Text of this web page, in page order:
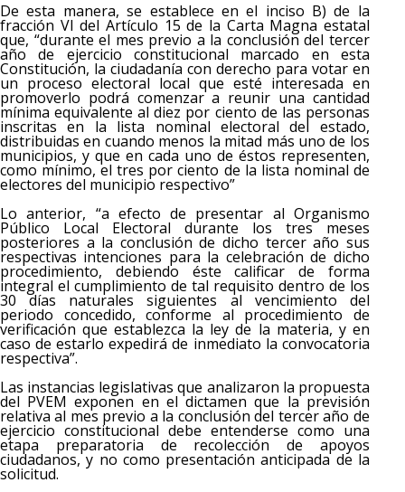
De esta manera, se establece en el inciso B) de la
fracción VI del Artículo 15 de la Carta Magna estatal
que, “durante el mes previo a la conclusión del tercer
año de ejercicio constitucional marcado en esta
Constitución, la ciudadanía con derecho para votar en
un proceso electoral local que esté interesada en
promoverlo podrá comenzar a reunir una cantidad
mínima equivalente al diez por ciento de las personas
inscritas en la lista nominal electoral del estado,
distribuidas en cuando menos la mitad más uno de los
municipios, y que en cada uno de éstos representen,
como mínimo, el tres por ciento de la lista nominal de
electores del municipio respectivo”
Lo anterior, “a efecto de presentar al Organismo
Público Local Electoral durante los tres meses
posteriores a la conclusión de dicho tercer año sus
respectivas intenciones para la celebración de dicho
procedimiento, debiendo éste calificar de forma
integral el cumplimiento de tal requisito dentro de los
30 días naturales siguientes al vencimiento del
periodo concedido, conforme al procedimiento de
verificación que establezca la ley de la materia, y en
caso de estarlo expedirá de inmediato la convocatoria
respectiva”.
Las instancias legislativas que analizaron la propuesta
del PVEM exponen en el dictamen que la previsión
relativa al mes previo a la conclusión del tercer año de
ejercicio constitucional debe entenderse como una
etapa preparatoria de recolección de apoyos
ciudadanos, y no como presentación anticipada de la
solicitud.